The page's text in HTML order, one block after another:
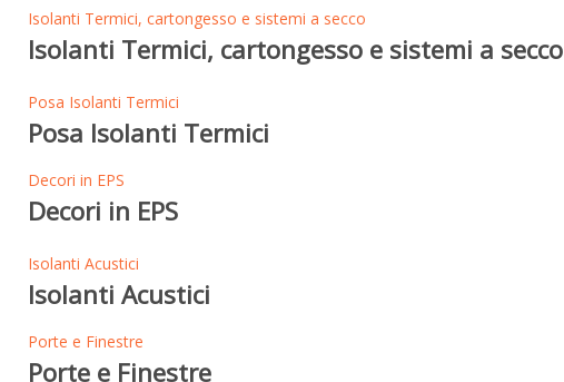
Isolanti Termici, cartongesso e sistemi a secco
Isolanti Termici, cartongesso e sistemi a secco
Posa Isolanti Termici
Posa Isolanti Termici
Decori in EPS
Decori in EPS
Isolanti Acustici
Isolanti Acustici
Porte e Finestre
Porte e Finestre